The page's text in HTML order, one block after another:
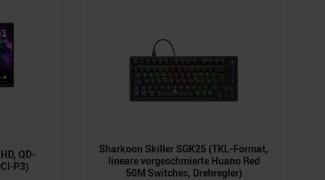
QD-
P3)
Sharkoon Skiller SGK25 (TKL-Format,
lineare vorgeschmierte Huano Red
50M Switches, Drehregler)